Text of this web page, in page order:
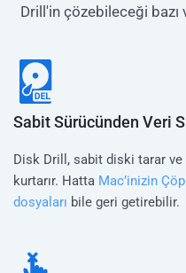
Drill'in çözebileceği bazı
Sabit Sürücünden Veri
Disk Drill, sabit diski tarar
kurtarır. Hatta Mac’inizin
dosyaları bile geri getirebilir.